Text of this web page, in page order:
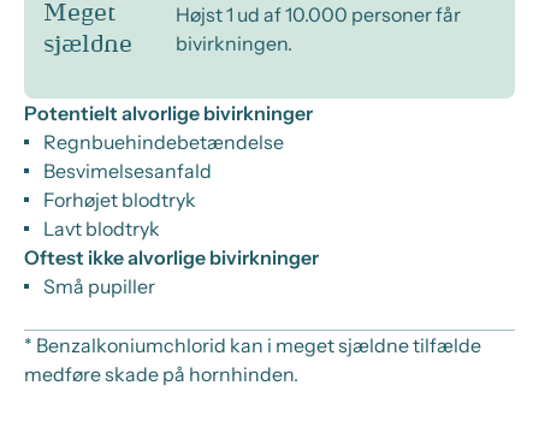
Meget
sjældne
Højst 1 ud af 10.000 personer får
bivirkningen.
Potentielt alvorlige bivirkninger
Regnbuehindebetændelse
Besvimelsesanfald
Forhøjet blodtryk
Lavt blodtryk
Oftest ikke alvorlige bivirkninger
Små pupiller
* Benzalkoniumchlorid kan i meget sjældne tilfælde
medføre skade på hornhinden.